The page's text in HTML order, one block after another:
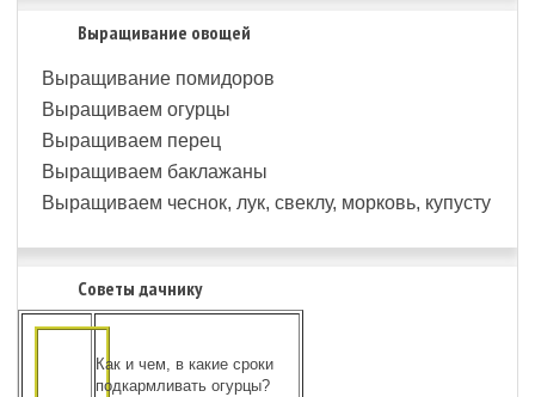
Выращивание овощей
Выращивание помидоров
Выращиваем огурцы
Выращиваем перец
Выращиваем баклажаны
Выращиваем чеснок, лук, свеклу, морковь, купусту
Советы дачнику
Как и чем, в какие сроки
подкармливать огурцы?